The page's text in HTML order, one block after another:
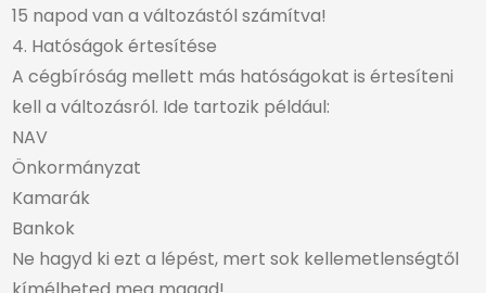
15 napod van a változástól számítva!
4. Hatóságok értesítése
A cégbíróság mellett más hatóságokat is értesíteni
kell a változásról. Ide tartozik például:
NAV
Önkormányzat
Kamarák
Bankok
Ne hagyd ki ezt a lépést, mert sok kellemetlenségtől